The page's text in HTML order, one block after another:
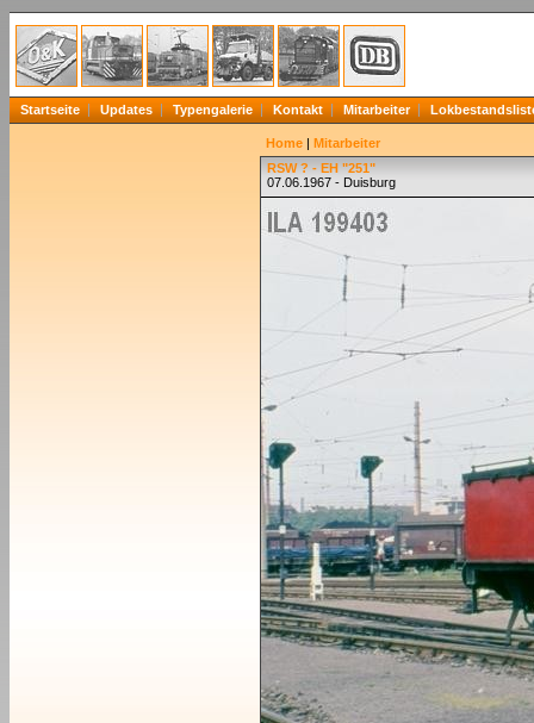
Startseite Updates Typengalerie Kontakt Mitarbeiter
Home | Mitarbeiter
RSW ? - EH "251"
07.06.1967 - Duisburg